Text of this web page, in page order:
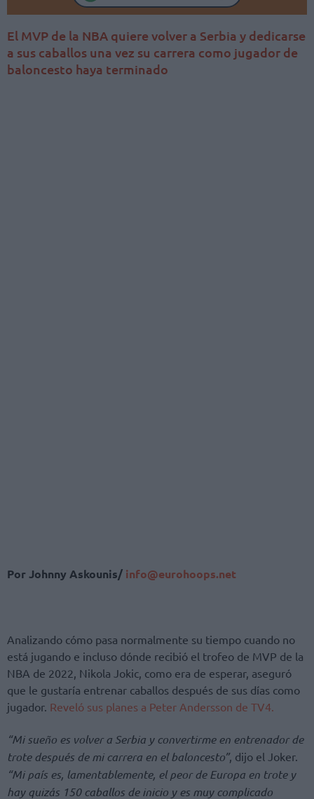
El MVP de la NBA quiere volver a Serbia y dedicarse
a sus caballos una vez su carrera como jugador de
baloncesto haya terminado
Por Johnny Askounis/ info@eurohoops.net
Analizando cómo pasa normalmente su tiempo cuando no
está jugando e incluso dónde recibió el trofeo de MVP de la
NBA de 2022, Nikola Jokic, como era de esperar, aseguró
que le gustaría entrenar caballos después de sus días como
jugador. Reveló sus planes a Peter Andersson de TV4.
“Mi sueño es volver a Serbia y convertirme en entrenador de
trote después de mi carrera en el baloncesto”, dijo el Joker.
“Mi país es, lamentablemente, el peor de Europa en trote y
hay quizás 150 caballos de inicio y es muy complicado